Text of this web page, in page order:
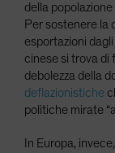
della
Per sostenere la
esportazioni
cinese si trova di
debolezza della
deflazionistiche
politiche mirate
In Europa,